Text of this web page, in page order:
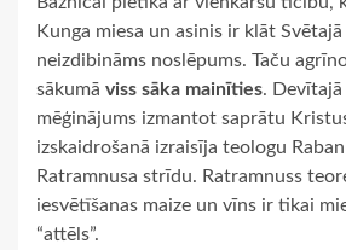
Kunga miesa un asinis ir klāt
neizdibināms noslēpums. Taču
sākumā viss sāka mainīties.
mēģinājums izmantot saprātu
izskaidrošanā izraisīja teologu
Ratramnusa strīdu. Ratramnuss
iesvētīšanas maize un vīns ir tikai
“attēls”.